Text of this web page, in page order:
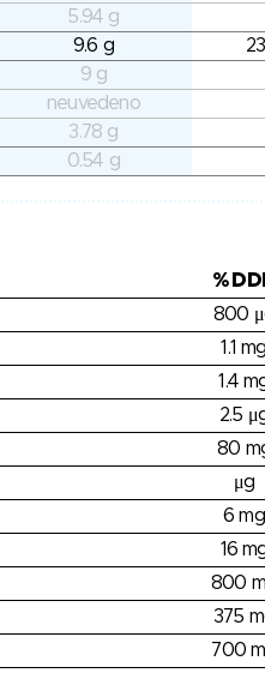
5.94 g
9.6 g
9 g
neuvedeno
3.78 g
0.54 g
%
800
1.1 mg
1.4
2.5
80
μg
6 mg
16
800
375
700